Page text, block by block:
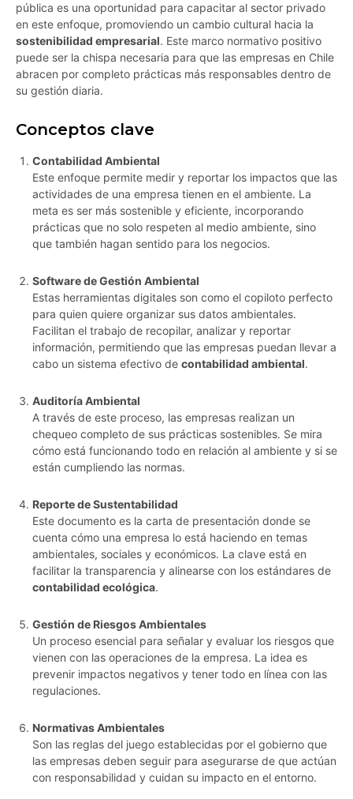
pública es una oportunidad para capacitar al sector privado
en este enfoque, promoviendo un cambio cultural hacia la
sostenibilidad empresarial. Este marco normativo positivo
puede ser la chispa necesaria para que las empresas en Chile
abracen por completo prácticas más responsables dentro de
su gestión diaria.
Conceptos clave
Contabilidad Ambiental
Este enfoque permite medir y reportar los impactos que las
actividades de una empresa tienen en el ambiente. La
meta es ser más sostenible y eficiente, incorporando
prácticas que no solo respeten al medio ambiente, sino
que también hagan sentido para los negocios.
Software de Gestión Ambiental
Estas herramientas digitales son como el copiloto perfecto
para quien quiere organizar sus datos ambientales.
Facilitan el trabajo de recopilar, analizar y reportar
información, permitiendo que las empresas puedan llevar a
cabo un sistema efectivo de contabilidad ambiental.
Auditoría Ambiental
A través de este proceso, las empresas realizan un
chequeo completo de sus prácticas sostenibles. Se mira
cómo está funcionando todo en relación al ambiente y si se
están cumpliendo las normas.
Reporte de Sustentabilidad
Este documento es la carta de presentación donde se
cuenta cómo una empresa lo está haciendo en temas
ambientales, sociales y económicos. La clave está en
facilitar la transparencia y alinearse con los estándares de
contabilidad ecológica.
Gestión de Riesgos Ambientales
Un proceso esencial para señalar y evaluar los riesgos que
vienen con las operaciones de la empresa. La idea es
prevenir impactos negativos y tener todo en línea con las
regulaciones.
Normativas Ambientales
Son las reglas del juego establecidas por el gobierno que
las empresas deben seguir para asegurarse de que actúan
con responsabilidad y cuidan su impacto en el entorno.